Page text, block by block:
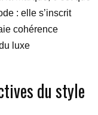
: elle s’inscrit
cohérence
luxe
du style